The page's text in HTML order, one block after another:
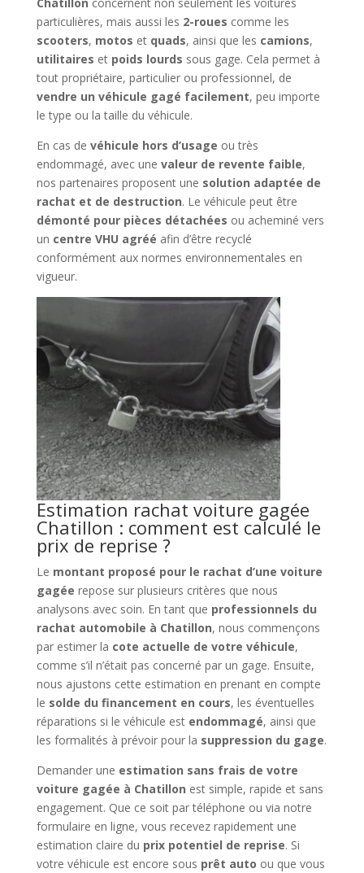
particulières, mais aussi les 2-roues comme les
scooters, motos et quads, ainsi que les camions,
utilitaires et poids lourds sous gage. Cela permet à
tout propriétaire, particulier ou professionnel, de
vendre un véhicule gagé facilement, peu importe
le type ou la taille du véhicule.
En cas de véhicule hors d’usage ou très
endommagé, avec une valeur de revente faible,
nos partenaires proposent une solution adaptée de
rachat et de destruction. Le véhicule peut être
démonté pour pièces détachées ou acheminé vers
un centre VHU agréé afin d’être recyclé
conformément aux normes environnementales en
vigueur.
Estimation rachat voiture gagée
Chatillon : comment est calculé le
prix de reprise ?
Le montant proposé pour le rachat d’une voiture
gagée repose sur plusieurs critères que nous
analysons avec soin. En tant que professionnels du
rachat automobile à Chatillon, nous commençons
par estimer la cote actuelle de votre véhicule,
comme s’il n’était pas concerné par un gage. Ensuite,
nous ajustons cette estimation en prenant en compte
le solde du financement en cours, les éventuelles
réparations si le véhicule est endommagé, ainsi que
les formalités à prévoir pour la suppression du gage.
Demander une estimation sans frais de votre
voiture gagée à Chatillon est simple, rapide et sans
engagement. Que ce soit par téléphone ou via notre
formulaire en ligne, vous recevez rapidement une
estimation claire du prix potentiel de reprise. Si
votre véhicule est encore sous prêt auto ou que vous